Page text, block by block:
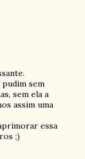
sem
sem ela a
assim uma
essa
;)